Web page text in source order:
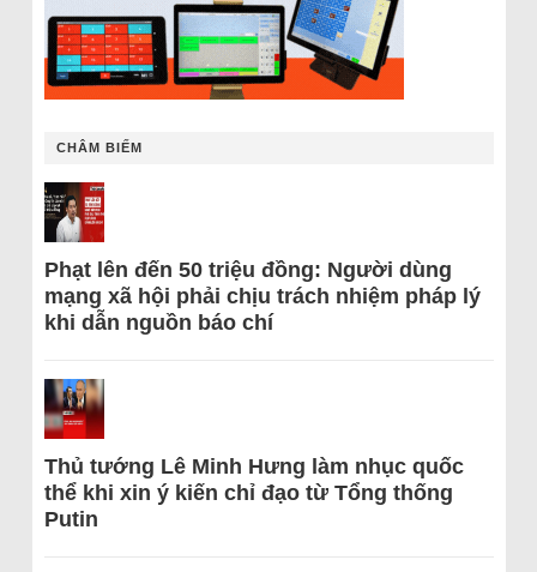
CHÂM BIẾM
Phạt lên đến 50 triệu đồng: Người dùng
mạng xã hội phải chịu trách nhiệm pháp lý
khi dẫn nguồn báo chí
Thủ tướng Lê Minh Hưng làm nhục quốc
thể khi xin ý kiến chỉ đạo từ Tổng thống
Putin